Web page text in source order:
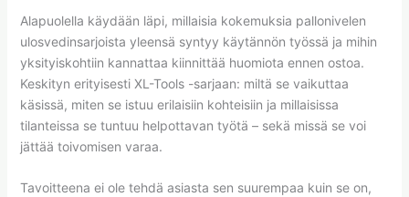
Alapuolella käydään läpi, millaisia kokemuksia pallonivelen
ulosvedinsarjoista yleensä syntyy käytännön työssä ja mihin
yksityiskohtiin kannattaa kiinnittää huomiota ennen ostoa.
Keskityn erityisesti XL-Tools -sarjaan: miltä se vaikuttaa
käsissä, miten se istuu erilaisiin kohteisiin ja millaisissa
tilanteissa se tuntuu helpottavan työtä – sekä missä se voi
jättää toivomisen varaa.
Tavoitteena ei ole tehdä asiasta sen suurempaa kuin se on,